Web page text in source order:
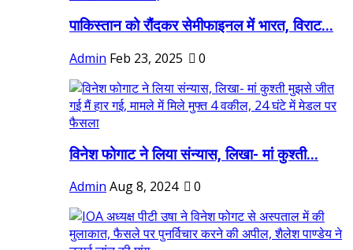
पाकिस्तान को रौंदकर सेमीफाइनल में भारत, विराट...
Admin Feb 23, 2025 0
विनेश फोगाट ने लिया संन्यास, लिखा- मां कुश्ती...
Admin Aug 8, 2024 0